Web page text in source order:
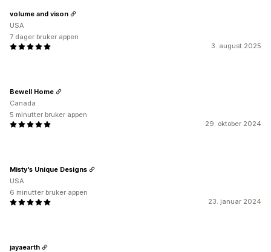
3. august 2025
volume and vison
USA
7 dager bruker appen
29. oktober 2024
Bewell Home
Canada
5 minutter bruker appen
23. januar 2024
Misty's Unique Designs
USA
6 minutter bruker appen
jayaearth